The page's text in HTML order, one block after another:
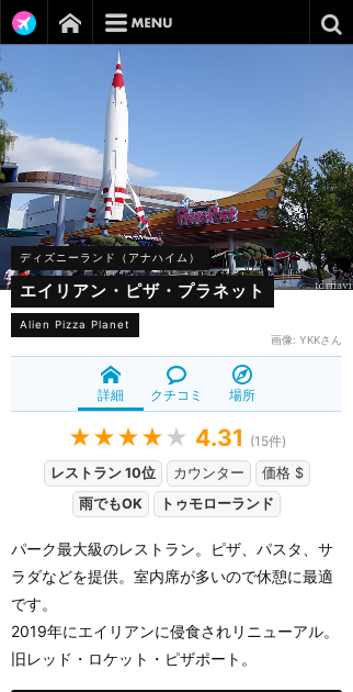
ディズニーランド（アナハイム）
エイリアン・ピザ・プラネット
Alien Pizza Planet
画像: YKKさん
詳細 クチコミ 場所
★★★★ ★ 4.31 (15件)
レストラン 10位
カウンター
価格 $
雨でもOK
トゥモローランド
パーク最大級のレストラン。ピザ、パスタ、サ
ラダなどを提供。室内席が多いので休憩に最適
です。
2019年にエイリアンに侵食されリニューアル。
旧レッド・ロケット・ピザポート。